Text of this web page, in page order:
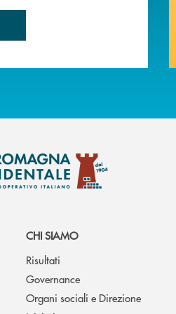
CHI SIAMO
Risultati
Governance
Organi sociali e Direzione